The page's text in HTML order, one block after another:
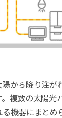
から降り注が
複数の太陽光
機器にまとめ